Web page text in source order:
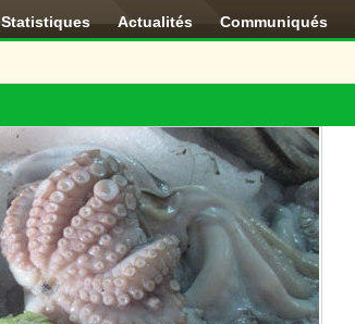
Statistiques Actualités Communiqués